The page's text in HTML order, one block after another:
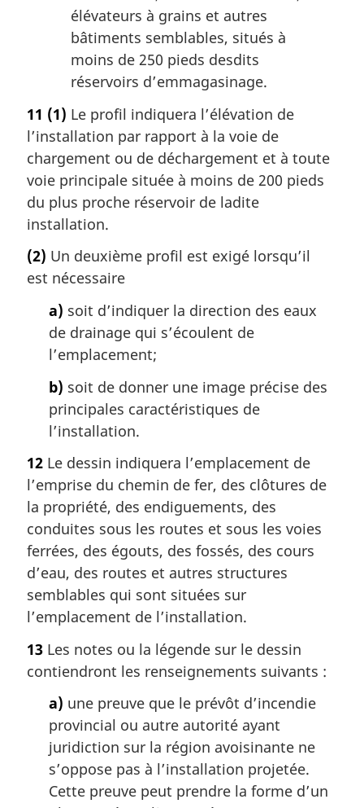
élévateurs à grains et autres
bâtiments semblables, situés à
moins de 250 pieds desdits
réservoirs d’emmagasinage.
11 (1) Le profil indiquera l’élévation de
l’installation par rapport à la voie de
chargement ou de déchargement et à toute
voie principale située à moins de 200 pieds
du plus proche réservoir de ladite
installation.
(2) Un deuxième profil est exigé lorsqu’il
est nécessaire
a) soit d’indiquer la direction des eaux
de drainage qui s’écoulent de
l’emplacement;
b) soit de donner une image précise des
principales caractéristiques de
l’installation.
12 Le dessin indiquera l’emplacement de
l’emprise du chemin de fer, des clôtures de
la propriété, des endiguements, des
conduites sous les routes et sous les voies
ferrées, des égouts, des fossés, des cours
d’eau, des routes et autres structures
semblables qui sont situées sur
l’emplacement de l’installation.
13 Les notes ou la légende sur le dessin
contiendront les renseignements suivants :
a) une preuve que le prévôt d’incendie
provincial ou autre autorité ayant
juridiction sur la région avoisinante ne
s’oppose pas à l’installation projetée.
Cette preuve peut prendre la forme d’un